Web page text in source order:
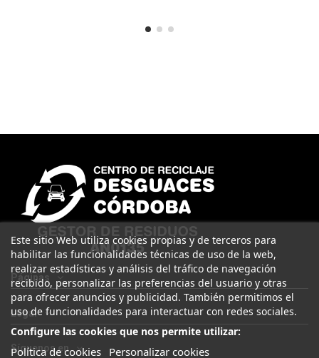
Páginas
Legal
Este sitio Web utiliza cookies propias y de terceros para
habilitar las funcionalidades técnicas de uso de la web,
realizar estadísticas y análisis del tráfico de navegación
recibido, personalizar las preferencias del usuario y otras
para ofrecer anuncios y publicidad. También permitimos el
uso de funcionalidades para interactuar con redes sociales.
Configure las cookies que nos permite utilizar:
Política de cookies Personalizar cookies
Síguenos en